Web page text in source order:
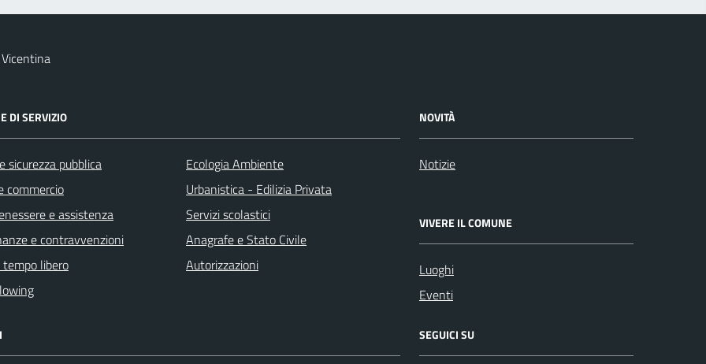
DI SERVIZIO
sicurezza pubblica
commercio
e assistenza
e contravvenzioni
libero
Ecologia Ambiente
Urbanistica - Edilizia Privata
Servizi scolastici
Anagrafe e Stato Civile
Autorizzazioni
NOVITÀ
Notizie
VIVERE IL COMUNE
Luoghi
Eventi
SEGUICI SU